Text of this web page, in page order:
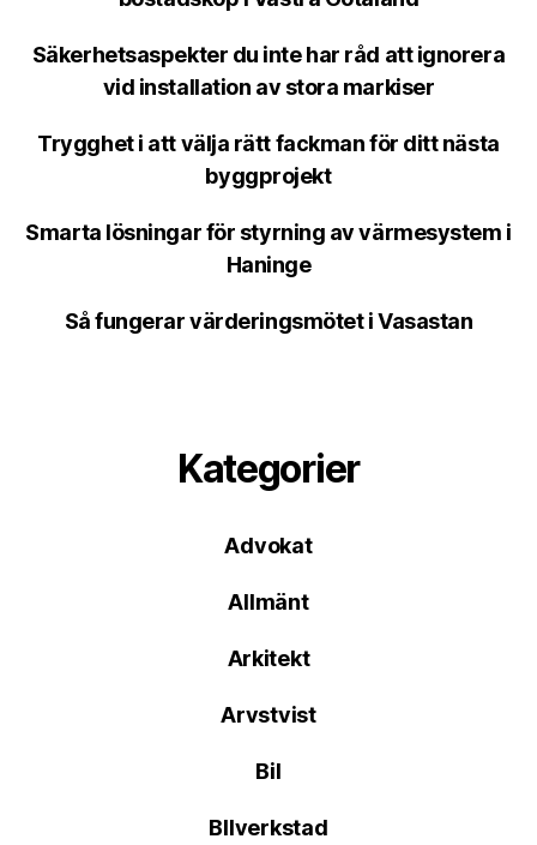
Säkerhetsaspekter du inte har råd att ignorera
vid installation av stora markiser
Trygghet i att välja rätt fackman för ditt nästa
byggprojekt
Smarta lösningar för styrning av värmesystem i
Haninge
Så fungerar värderingsmötet i Vasastan
Kategorier
Advokat
Allmänt
Arkitekt
Arvstvist
Bil
BIlverkstad